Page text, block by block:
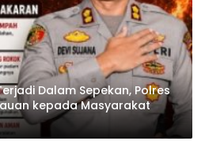
Dalam Sepekan, Polres
kepada Masyarakat